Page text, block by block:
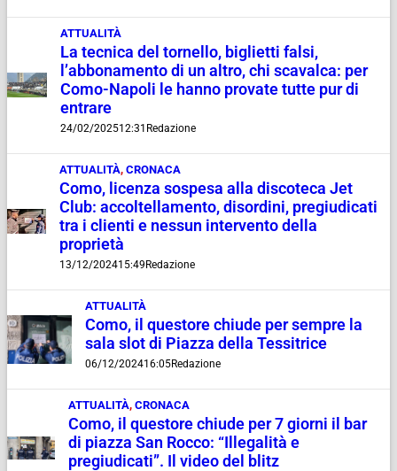
ATTUALITÀ
La tecnica del tornello, biglietti falsi,
l’abbonamento di un altro, chi scavalca: per
Como-Napoli le hanno provate tutte pur di
entrare
24/02/202512:31 Redazione
ATTUALITÀ,CRONACA
Como, licenza sospesa alla discoteca Jet
Club: accoltellamento, disordini, pregiudicati
tra i clienti e nessun intervento della
proprietà
13/12/202415:49Redazione
ATTUALITÀ
Como, il questore chiude per sempre la
sala slot di Piazza della Tessitrice
06/12/202416:05Redazione
ATTUALITÀ,CRONACA
Como, il questore chiude per 7 giorni il bar
di piazza San Rocco: “Illegalità e
pregiudicati”. Il video del blitz